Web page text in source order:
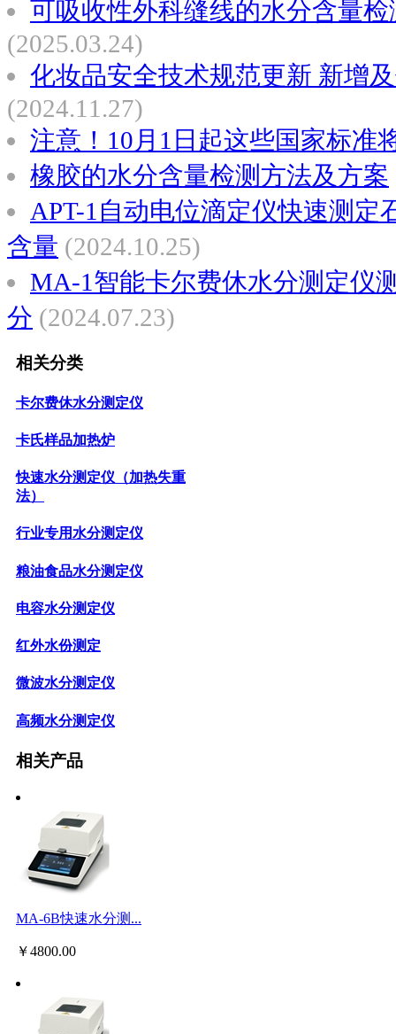
可吸收性外科缝线的水分含量
(2025.03.24)
化妆品安全技术规范更新 新增
(2024.11.27)
注意！10月1日起这些国家标准
橡胶的水分含量检测方法及方案
APT-1自动电位滴定仪快速测定
含量 (2024.10.25)
MA-1智能卡尔费休水分测定仪
分 (2024.07.23)
相关分类
卡尔费休水分测定仪
卡氏样品加热炉
快速水分测定仪（加热失重
法）
行业专用水分测定仪
粮油食品水分测定仪
电容水分测定仪
红外水份测定
微波水分测定仪
高频水分测定仪
相关产品
MA-6B快速水分测...
￥4800.00